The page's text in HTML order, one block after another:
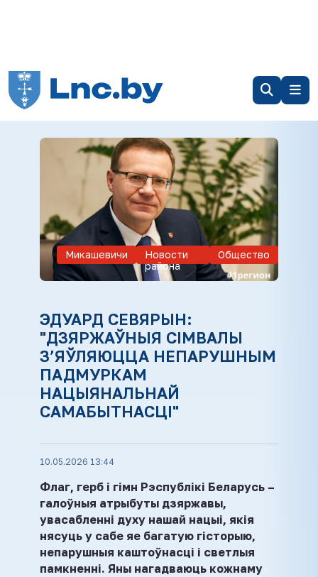
Микашевичи
Новости
района
Общество
ЭДУАРД СЕВЯРЫН:
"ДЗЯРЖАЎНЫЯ СІМВАЛЫ
З’ЯЎЛЯЮЦЦА НЕПАРУШНЫМ
ПАДМУРКАМ
НАЦЫЯНАЛЬНАЙ
САМАБЫТНАСЦІ"
10.05.2026 13:44
Флаг, герб і гімн Рэспублікі Беларусь –
галоўныя атрыбуты дзяржавы,
увасабленні духу нашай нацыі, якія
нясуць у сабе яе багатую гісторыю,
непарушныя каштоўнасці і светлыя
памкненні. Яны нагадваюць кожнаму